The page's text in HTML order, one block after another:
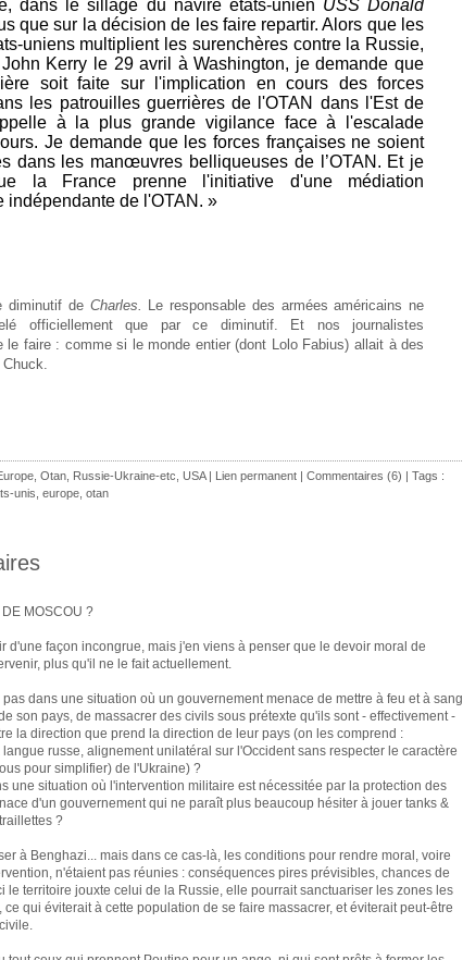
dans le sillage du navire états-unien USS Donald
que sur la décision de les faire repartir. Alors que les
uniens multiplient les surenchères contre la Russie,
Kerry le 29 avril à Washington, je demande que
soit faite sur l'implication en cours des forces
les patrouilles guerrières de l'OTAN dans l'Est de
à la plus grande vigilance face à l'escalade
Je demande que les forces françaises ne soient
dans les manœuvres belliqueuses de l’OTAN. Et je
la France prenne l'initiative d'une médiation
indépendante de l'OTAN. »
de Charles. Le responsable des armées américains ne
officiellement que par ce diminutif. Et nos journalistes
le faire : comme si le monde entier (dont Lolo Fabius) allait à des
Chuck.
Otan Russie-Ukraine-etc USA| Lien permanent | Commentaires (6) | Tags :
unis europe otan
DE MOSCOU ?
d'une façon incongrue, mais j'en viens à penser que le devoir moral de
plus qu'il ne le fait actuellement.
pas dans une situation où un gouvernement menace de mettre à feu et à sang
son pays, de massacrer des civils sous prétexte qu'ils sont - effectivement -
la direction que prend la direction de leur pays (on les comprend :
russe, alignement unilatéral sur l'Occident sans respecter le caractère
pour simplifier) de l'Ukraine) ?
une situation où l'intervention militaire est nécessitée par la protection des
d'un gouvernement qui ne paraît plus beaucoup hésiter à jouer tanks &
?
à Benghazi... mais dans ce cas-là, les conditions pour rendre moral, voire
n'étaient pas réunies : conséquences pires prévisibles, chances de
le territoire jouxte celui de la Russie, elle pourrait sanctuariser les zones les
ce qui éviterait à cette population de se faire massacrer, et éviterait peut-être